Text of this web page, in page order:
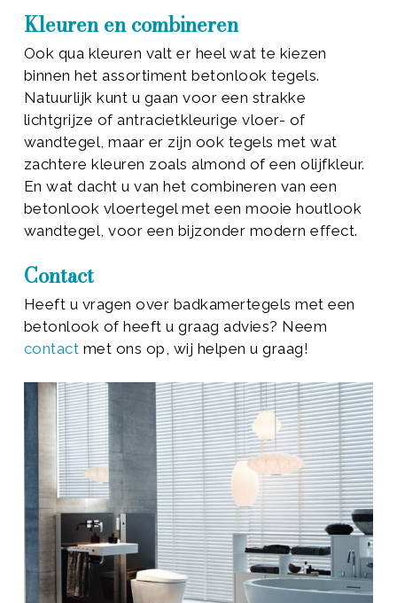
Kleuren en combineren
Ook qua kleuren valt er heel wat te kiezen
binnen het assortiment betonlook tegels.
Natuurlijk kunt u gaan voor een strakke
lichtgrijze of antracietkleurige vloer- of
wandtegel, maar er zijn ook tegels met wat
zachtere kleuren zoals almond of een olijfkleur.
En wat dacht u van het combineren van een
betonlook vloertegel met een mooie houtlook
wandtegel, voor een bijzonder modern effect.
Contact
Heeft u vragen over badkamertegels met een
betonlook of heeft u graag advies? Neem
contact met ons op, wij helpen u graag!